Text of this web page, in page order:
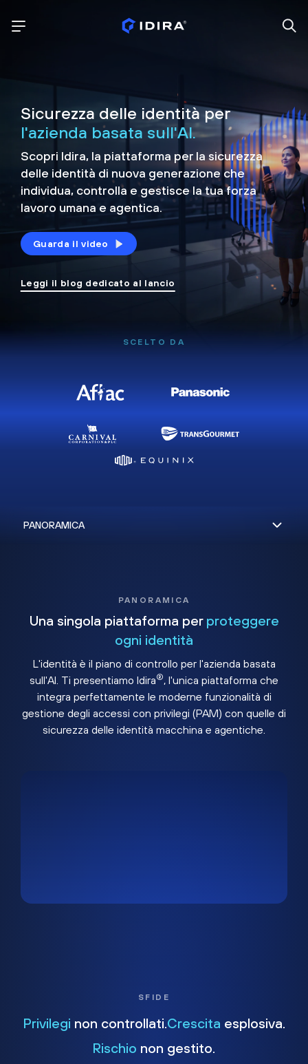
Sicurezza delle identità per
l'azienda basata sull'AI.
Scopri Idira, la piattaforma per la sicurezza
delle identità di nuova generazione che
individua, controlla e gestisce la tua forza
lavoro umana e agentica.
Guarda il video
Leggi il blog dedicato al lancio
SCELTO DA
PANORAMICA
Una singola piattaforma per proteggere
ogni identità
L'identità è il piano di controllo per l'azienda basata
sull'AI. Ti presentiamo Idira®, l'unica piattaforma che
integra perfettamente le moderne funzionalità di
gestione degli accessi con privilegi (PAM) con quelle di
sicurezza delle identità macchina e agentiche.
SFIDE
Privilegi non controllati. Crescita esplosiva.
Rischio non gestito.